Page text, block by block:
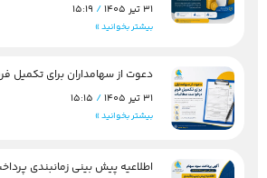
31 تیر 1405
بیشتر بخوانید »
دعوت از سهامداران برای تکمیل
31 تیر 1405
بیشتر بخوانید »
اطلاعیه پیش بینی زمانبندی